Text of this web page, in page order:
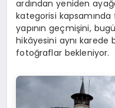
ardından yeniden
kategorisi
yapının geçmişini,
hikâyesini aynı karede
fotoğraflar bekleniyor.